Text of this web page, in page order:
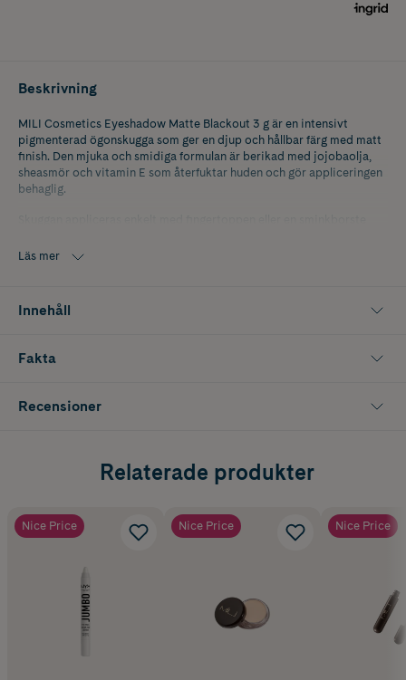
Beskrivning
MILI Cosmetics Eyeshadow Matte Blackout 3 g är en intensivt
pigmenterad ögonskugga som ger en djup och hållbar färg med matt
finish. Den mjuka och smidiga formulan är berikad med jojobaolja,
sheasmör och vitamin E som återfuktar huden och gör appliceringen
behaglig.
uppbyggbara konsistensen kan du skapa allt från en subtil toning till
Innehåller 3 g.
Läs mer
Innehåll
Fakta
Recensioner
Relaterade produkter
Nice Price Nice Price Nice Price